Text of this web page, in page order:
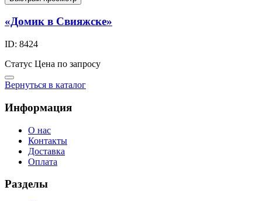
«Домик в Свияжске»
ID: 8424
Статус Цена по запросу
Вернуться в каталог
Информация
О нас
Контакты
Доставка
Оплата
Разделы